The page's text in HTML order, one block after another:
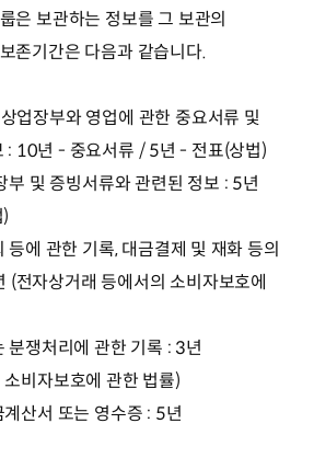
은 보관하는 정보를 그 보관의
존기간은 다음과 같습니다.
업장부와 영업에 관한 중요서류 및
: 10년 - 중요서류 / 5년 - 전표(상법)
및 증빙서류와 관련된 정보 : 5년
에 관한 기록, 대금결제 및 재화 등의
(전자상거래 등에서의 소비자보호에
쟁처리에 관한 기록 : 3년
비자보호에 관한 법률)
산서 또는 영수증 : 5년